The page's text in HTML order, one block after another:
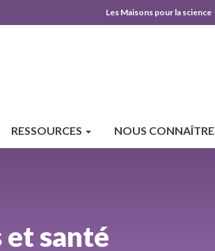
MPLS
Les Maisons pour la science
RESSOURCES NOUS CONNAÎTRE
et santé